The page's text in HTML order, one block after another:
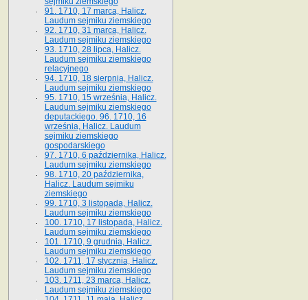
91. 1710, 17 marca, Halicz.
Laudum sejmiku ziemskiego
92. 1710, 31 marca, Halicz.
Laudum sejmiku ziemskiego
93. 1710, 28 lipca, Halicz.
Laudum sejmiku ziemskiego
relacyjnego
94. 1710, 18 sierpnia, Halicz.
Laudum sejmiku ziemskiego
95. 1710, 15 września, Halicz.
Laudum sejmiku ziemskiego
deputackiego. 96. 1710, 16
września, Halicz. Laudum
sejmiku ziemskiego
gospodarskiego
97. 1710, 6 października, Halicz.
Laudum sejmiku ziemskiego
98. 1710, 20 października,
Halicz. Laudum sejmiku
ziemskiego
99. 1710, 3 listopada, Halicz.
Laudum sejmiku ziemskiego
100. 1710, 17 listopada, Halicz.
Laudum sejmiku ziemskiego
101. 1710, 9 grudnia, Halicz.
Laudum sejmiku ziemskiego
102. 1711, 17 stycznia, Halicz.
Laudum sejmiku ziemskiego
103. 1711, 23 marca, Halicz.
Laudum sejmiku ziemskiego